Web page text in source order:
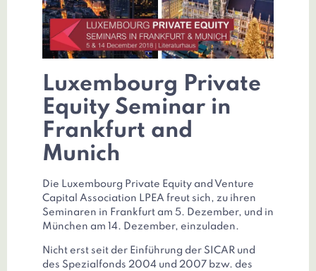
Luxembourg Private
Equity Seminar in
Frankfurt and
Munich
Die Luxembourg Private Equity and Venture
Capital Association LPEA freut sich, zu ihren
Seminaren in Frankfurt am 5. Dezember, und in
München am 14. Dezember, einzuladen.
Nicht erst seit der Einführung der SICAR und
des Spezialfonds 2004 und 2007 bzw. des